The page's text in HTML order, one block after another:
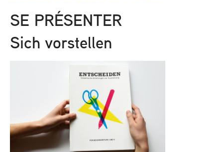
SE PRÉSENTER
Sich vorstellen